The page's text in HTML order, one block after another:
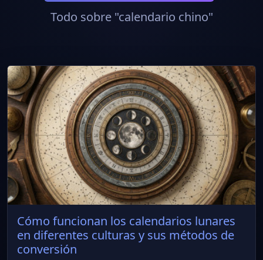
Todo sobre "calendario chino"
Cómo funcionan los calendarios lunares
en diferentes culturas y sus métodos de
conversión